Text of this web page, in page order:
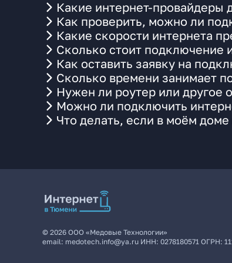
Какие интернет-провайдеры
Как проверить, можно ли
Какие скорости интернета
Сколько стоит подключение
Как оставить заявку на
Сколько времени занимает
Нужен ли роутер или другое
Можно ли подключить
Что делать, если в моём
© 2026 ООО «Медовые Технологии»
email: medotech.info@ya.ru ИНН: 0278180571 ОГРН: